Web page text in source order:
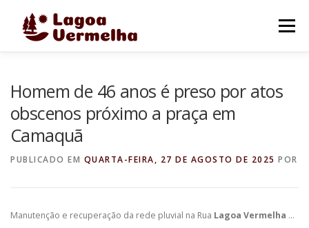
Menu
FALE CONOSCO
Homem de 46 anos é preso por atos
obscenos próximo a praça em
Camaquã
PUBLICADO EM QUARTA-FEIRA, 27 DE AGOSTO DE 2025 POR
Manutenção e recuperação da rede pluvial na Rua Lagoa Vermelha …